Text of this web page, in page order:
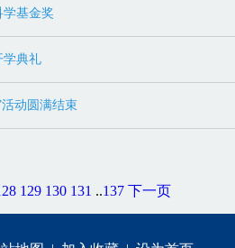
基金奖
学典礼
动圆满结束
129 130 131 ..137 下一页